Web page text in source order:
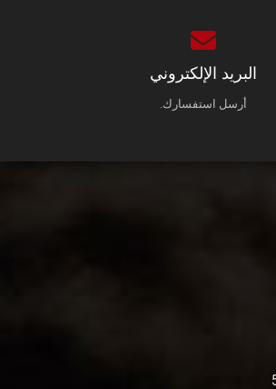
البريد الإلكتروني
أرسل استفسارك.